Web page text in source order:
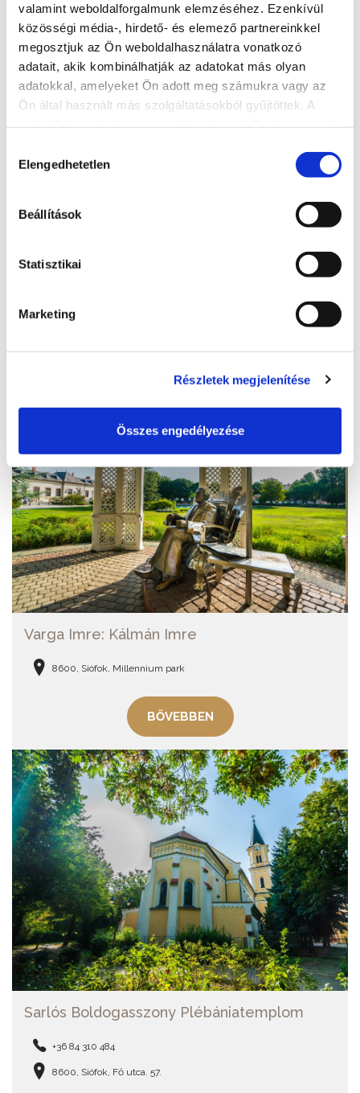
valamint weboldalforgalmunk elemzéséhez. Ezenkívül
közösségi média-, hirdető- és elemező partnereinkkel
megosztjuk az Ön weboldalhasználatra vonatkozó
adatait, akik kombinálhatják az adatokat más olyan
adatokkal, amelyeket Ön adott meg számukra vagy az
Ön által használt más szolgáltatásokból gyűjtöttek. A
kiválasztása
Elengedhetetlen
Beállítások
Statisztikai
Marketing
Részletek megjelenítése
Összes engedélyezése
+36 20 532 52 57
http://asvanymuzeum.hu/
Varga Imre: Kálmán Imre
8600, Siófok, Millennium park
BŐVEBBEN
Sarlós Boldogasszony Plébániatemplom
+36 84 310 484
8600, Siófok, Fő utca. 57.